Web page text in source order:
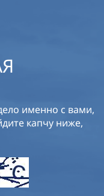
именно с вами,
капчу ниже,